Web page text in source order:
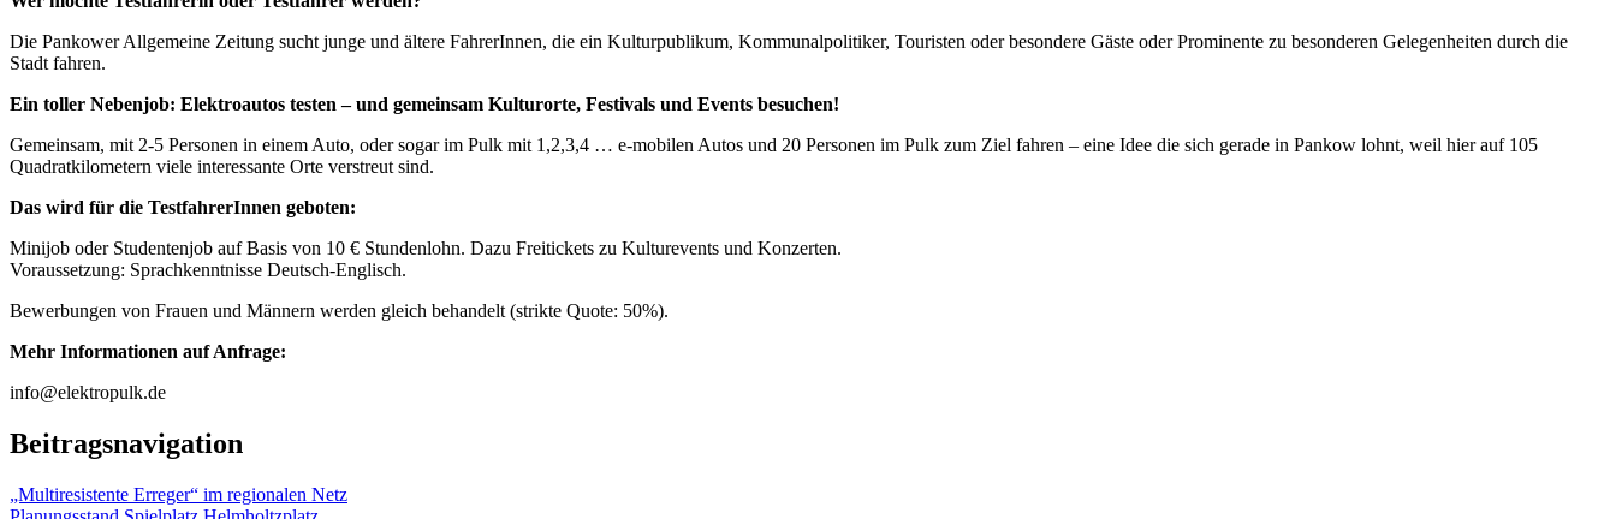
Die Pankower Allgemeine Zeitung sucht junge und ältere FahrerInnen, die ein Kulturpublikum, Kommunalpolitiker, Touristen oder besondere Gäste oder Prominente zu besonderen Gelegenheiten durch die
Stadt fahren.
Ein toller Nebenjob: Elektroautos testen – und gemeinsam Kulturorte, Festivals und Events besuchen!
Gemeinsam, mit 2-5 Personen in einem Auto, oder sogar im Pulk mit 1,2,3,4 … e-mobilen Autos und 20 Personen im Pulk zum Ziel fahren – eine Idee die sich gerade in Pankow lohnt, weil hier auf 105
Quadratkilometern viele interessante Orte verstreut sind.
Das wird für die TestfahrerInnen geboten:
Minijob oder Studentenjob auf Basis von 10 € Stundenlohn. Dazu Freitickets zu Kulturevents und Konzerten.
Voraussetzung: Sprachkenntnisse Deutsch-Englisch.
Bewerbungen von Frauen und Männern werden gleich behandelt (strikte Quote: 50%).
Mehr Informationen auf Anfrage:
info@elektropulk.de
Beitragsnavigation
„Multiresistente Erreger“ im regionalen Netz